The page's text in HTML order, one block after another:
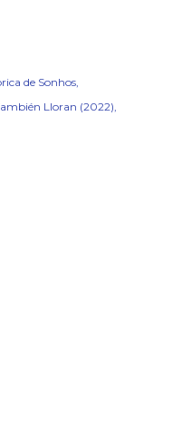
de Sonhos
Lloran (2022)